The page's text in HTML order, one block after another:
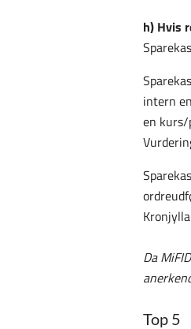
h) Hvis
intern
en kurs/
Da
Top 5